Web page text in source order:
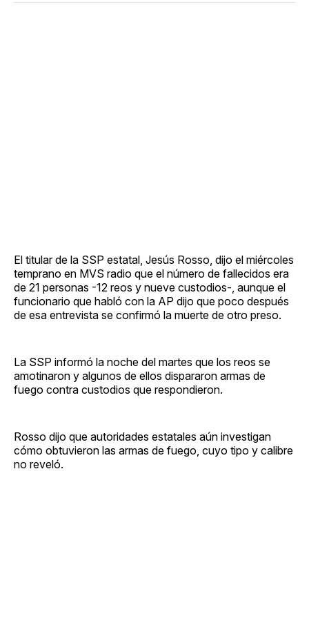
El titular de la SSP estatal, Jesús Rosso, dijo el miércoles
temprano en MVS radio que el número de fallecidos era
de 21 personas -12 reos y nueve custodios-, aunque el
funcionario que habló con la AP dijo que poco después
de esa entrevista se confirmó la muerte de otro preso.
La SSP informó la noche del martes que los reos se
amotinaron y algunos de ellos dispararon armas de
fuego contra custodios que respondieron.
Rosso dijo que autoridades estatales aún investigan
cómo obtuvieron las armas de fuego, cuyo tipo y calibre
no reveló.